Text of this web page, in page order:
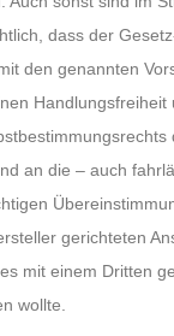
dass der
den genannten
Handlungsfreiheit
an die – auch
gerichteten
mit einem Dritten
wollte.